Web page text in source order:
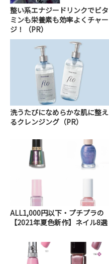
整い系エナジードリンクでビタ
ミンも栄養素も効率よくチャー
ジ！（PR）
洗うたびになめらかな肌に整え
るクレンジング（PR）
ALL1,000円以下・プチプラの
【2021年夏色新作】ネイル8選